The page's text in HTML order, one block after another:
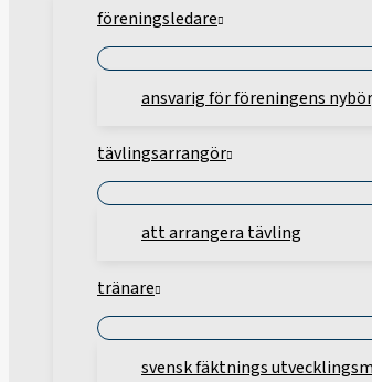
föreningsledare
ansvarig för föreningens
tävlingsarrangör
att arrangera tävling
tränare
svensk fäktnings